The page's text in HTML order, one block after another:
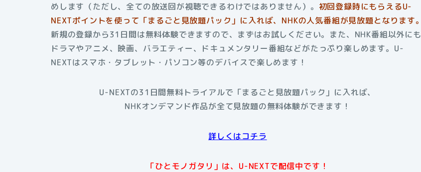
めします（ただし、全ての放送回が視聴できるわけではありません）。 初回登録時にもらえるU-
NEXTポイントを使って「まるごと見放題パック」に入れば、NHKの人気番組が見放題となります。
新規の登録から31日間は無料体験できますので、まずはお試しください。また、NHK番組以外にも
ドラマやアニメ、映画、バラエティー、ドキュメンタリー番組などがたっぷり楽しめます。U-
NEXTはスマホ・タブレット・パソコン等のデバイスで楽しめます！
U-NEXTの31日間無料トライアルで「まるごと見放題パック」に入れば、
NHKオンデマンド作品が全て見放題の無料体験ができます！
詳しくはコチラ
「ひとモノガタリ」は、U-NEXTで配信中です！